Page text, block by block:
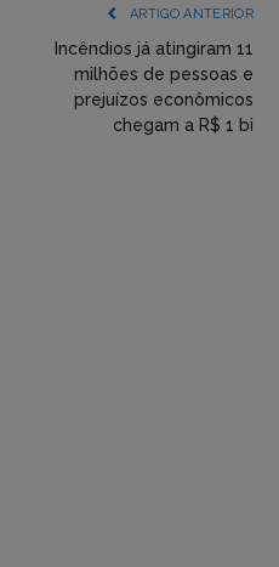
ARTIGO ANTERIOR
Incêndios já atingiram 11
milhões de pessoas e
prejuízos econômicos
chegam a R$ 1 bi